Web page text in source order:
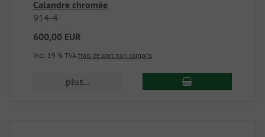
Calandre chromée
914-4
600,00 EUR
incl. 19 % TVA frais de port non compris
plus...